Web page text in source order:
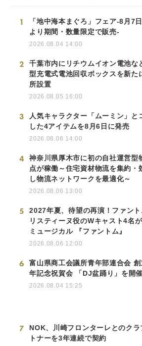
1
「地中海本まぐろ」フェア-8月7日
より期間・数量限定で販売-
2026.08.04 14:00
2
千葉市内にリチウムイオン電池な
型充電式電池回収ボックスを新た
所設置
2026.08.05 16:00
3
人気キャラクター「ムーミン」と
した4アイテムを8月6日に発売
2026.08.06 14:00
4
神奈川県厚木市に初の自社運営型
点が稼働～住宅資材物流を集約・
し物流ネットワークを最適化～
2026.08.06 13:00
5
2027年夏、待望の再演！ファント
リスティーヌ役のWキャスト4名が
ミュージカル 『ファントム』
2026.08.06 12:00
6
富山県商工会議所青年部連合会 創
年記念祝賀会 「DJ盆踊り」を開
2026.08.04 15:25
7
NOK、川崎フロンターレとのクラ
トナーを3年連続で契約